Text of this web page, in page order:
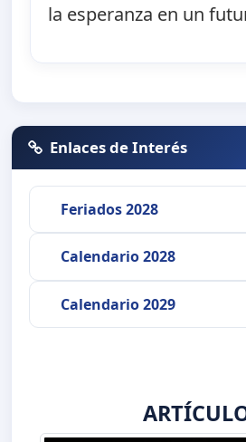
la esperanza en un
Enlaces de Interés
Feriados 2028
Calendario 2028
Calendario 2029